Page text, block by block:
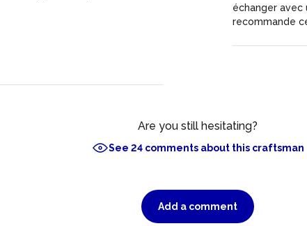
échanger
recommande
Are you still hesitating?
See 24 comments about this craftsman
Add a comment